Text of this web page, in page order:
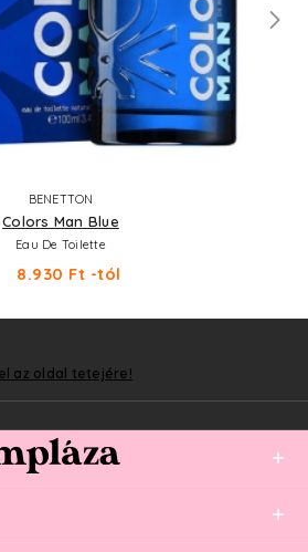
BENETTON
Colors Man Blue
Eau De Toilette
8.930 Ft -tól
az oldal tetejére!